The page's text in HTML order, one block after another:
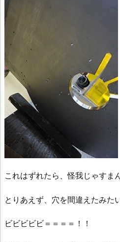
これはずれたら、怪我じゃすま
とりあえず、穴を間違えたみた
ビビビビビ＝＝＝＝！！